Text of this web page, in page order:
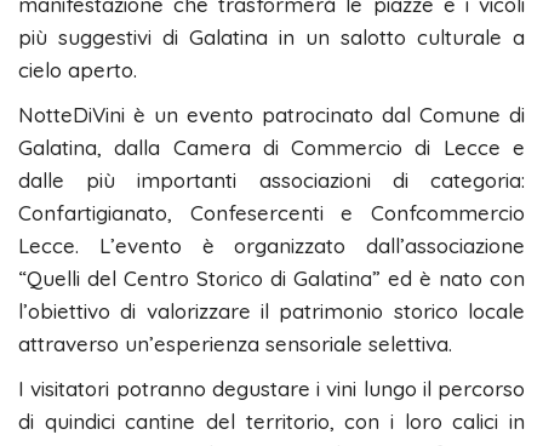
più suggestivi di Galatina in un salotto culturale a
cielo aperto.
NotteDiVini è un evento patrocinato dal Comune di
Galatina, dalla Camera di Commercio di Lecce e
dalle più importanti associazioni di categoria:
Confartigianato, Confesercenti e Confcommercio
Lecce. L’evento è organizzato dall’associazione
“Quelli del Centro Storico di Galatina” ed è nato con
l’obiettivo di valorizzare il patrimonio storico locale
attraverso un’esperienza sensoriale selettiva.
I visitatori potranno degustare i vini lungo il percorso
di quindici cantine del territorio, con i loro calici in